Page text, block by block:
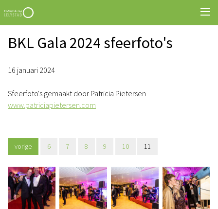
BKL Gala 2024 sfeerfoto's
16 januari 2024
Sfeerfoto's gemaakt door Patricia Pietersen
www.patriciapietersen.com
vorige 6 7 8 9 10 11